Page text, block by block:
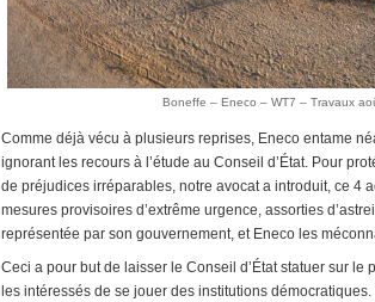
Boneffe – Eneco – WT7 – Travaux
Comme déjà vécu à plusieurs reprises, Eneco entame
ignorant les recours à l’étude au Conseil d’État. Pour
de préjudices irréparables, notre avocat a introduit, ce 4
mesures provisoires d’extrême urgence, assorties
représentée par son gouvernement, et Eneco les
Ceci a pour but de laisser le Conseil d’État statuer sur le
les intéressés de se jouer des institutions